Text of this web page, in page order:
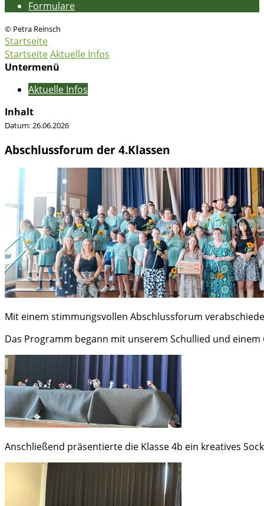
Formulare
© Petra Reinsch
Startseite
StartseiteAktuelle Infos
Untermenü
Aktuelle Infos
Inhalt
Datum:26.06.2026
Abschlussforum der 4.Klassen
Mit einem stimmungsvollen Abschlussforum
Das Programm begann mit unserem Schullied und
Anschließend präsentierte die Klasse 4b ein kreatives